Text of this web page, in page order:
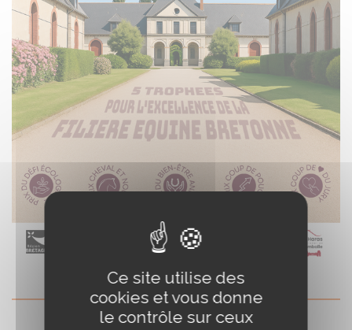
Ce site utilise des
cookies et vous donne
le contrôle sur ceux